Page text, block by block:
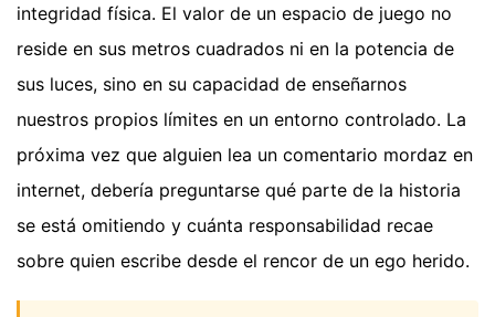
integridad física. El valor de un espacio de juego no
reside en sus metros cuadrados ni en la potencia de
sus luces, sino en su capacidad de enseñarnos
nuestros propios límites en un entorno controlado. La
próxima vez que alguien lea un comentario mordaz en
internet, debería preguntarse qué parte de la historia
se está omitiendo y cuánta responsabilidad recae
sobre quien escribe desde el rencor de un ego herido.